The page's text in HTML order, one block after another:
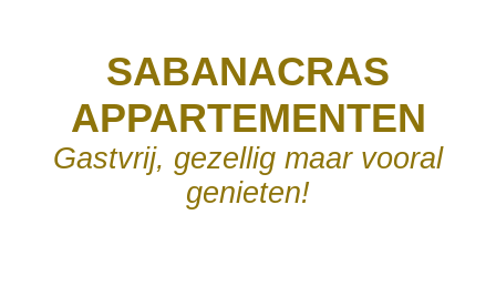
SABANACRAS
APPARTEMENTEN
Gastvrij, gezellig maar vooral
genieten!